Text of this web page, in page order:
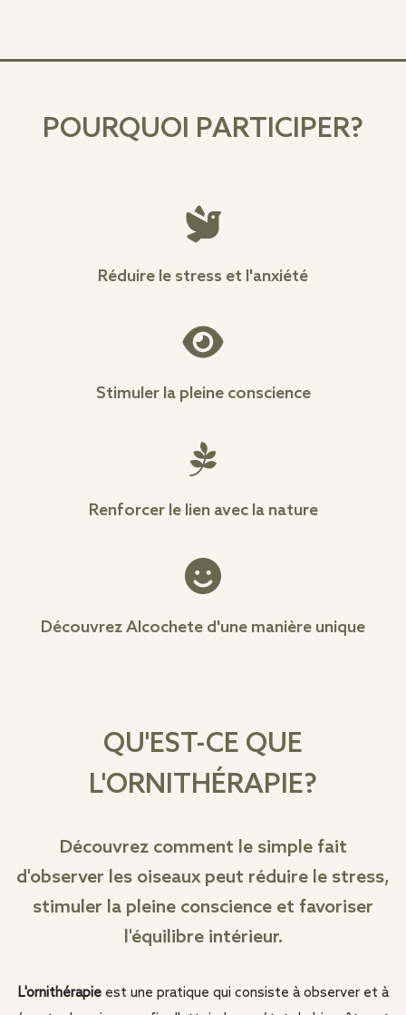
POURQUOI PARTICIPER?
Réduire le stress et l'anxiété
Stimuler la pleine conscience
Renforcer le lien avec la nature
Découvrez Alcochete d'une manière unique
QU'EST-CE QUE
L'ORNITHÉRAPIE?
Découvrez comment le simple fait
d'observer les oiseaux peut réduire le stress,
stimuler la pleine conscience et favoriser
l'équilibre intérieur.
L'ornithérapieest une pratique qui consiste à observer et à